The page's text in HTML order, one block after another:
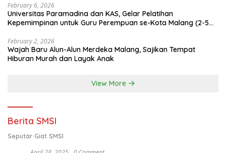
February 6, 2026
Universitas Paramadina dan KAS, Gelar Pelatihan
Kepemimpinan untuk Guru Perempuan se-Kota Malang (2-5
February 2, 2026
Wajah Baru Alun-Alun Merdeka Malang, Sajikan Tempat
Hiburan Murah dan Layak Anak
View More
Berita SMSI
Seputar Giat SMSI